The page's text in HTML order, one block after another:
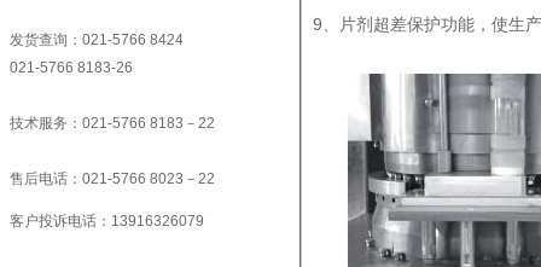
发货查询：021-5766 8424
021-5766 8183-26
技术服务：021-5766 8183－22
售后电话：021-5766 8023－22
客户投诉电话：13916326079
9、片剂超差保护功能，使生